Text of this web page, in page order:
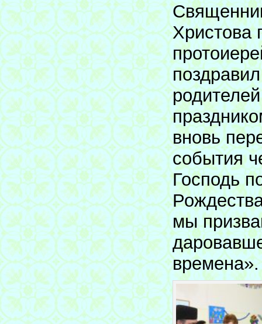
Христова
вновь
события
Господь
мы
времена».